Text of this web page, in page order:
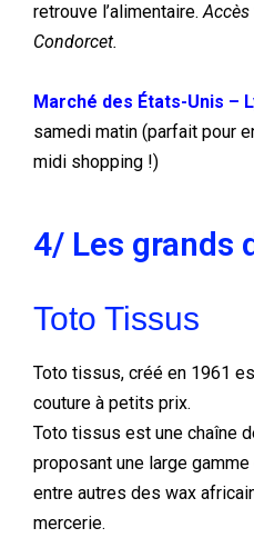
retrouve l’alimentaire.Accès
Condorcet.
Marché des États-Unis –
samedi matin (parfait pour
midi shopping !)
4/ Les grands
Toto Tissus
Toto tissus, créé en 1961
couture à petits prix.
Toto tissus est une chaîne
proposant une large
entre autres des wax
mercerie.